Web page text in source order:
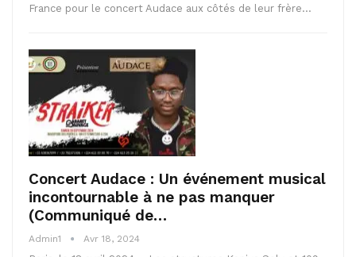
France pour le concert Audace aux côtés de leur frère…
Concert Audace : Un événement musical
incontournable à ne pas manquer
(Communiqué de…
Admin1 Avr 18, 2024